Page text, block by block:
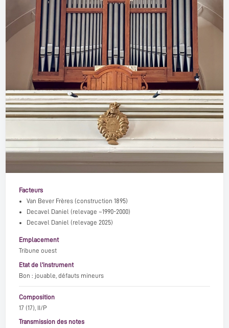
Facteurs
Van Bever Frères (construction 1895)
Decavel Daniel
(relevage ~1990-2000)
Decavel Daniel
(relevage 2025)
Emplacement
Tribune ouest
Etat de l'instrument
Bon : jouable, défauts mineurs
Composition
17 (17), II/P
Transmission des notes